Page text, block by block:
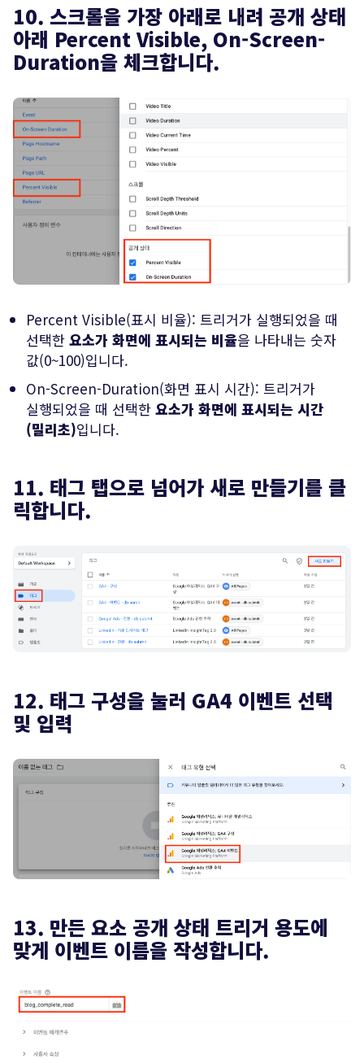
10. 스크롤을 가장 아래로 내려 공개 상태
아래 Percent Visible, On-Screen-
Duration을 체크합니다.
Percent Visible(표시 비율): 트리거가 실행되었을 때
선택한 요소가 화면에 표시되는 비율을 나타내는 숫자
값(0~100)입니다.
On-Screen-Duration(화면 표시 시간): 트리거가
실행되었을 때 선택한 요소가 화면에 표시되는 시간
(밀리초)입니다.
11. 태그 탭으로 넘어가 새로 만들기를 클
릭합니다.
12. 태그 구성을 눌러 GA4 이벤트 선택
및 입력
13. 만든 요소 공개 상태 트리거 용도에
맞게 이벤트 이름을 작성합니다.